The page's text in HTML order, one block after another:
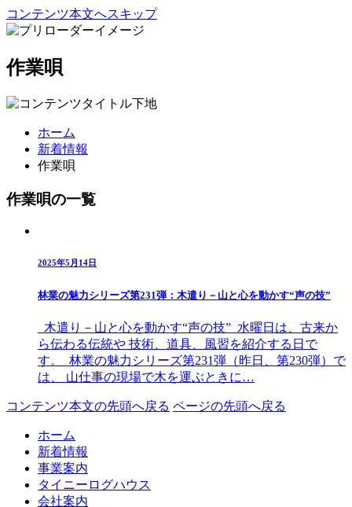
コンテンツ本文へスキップ
作業唄
ホーム
新着情報
作業唄
作業唄の一覧
2025年5月14日
林業の魅力シリーズ第231弾：木遣り－山と心を動かす“声の技”
木遣り－山と心を動かす“声の技” 水曜日は、古来か
ら伝わる伝統や 技術、道具、風習を紹介する日で
す。 林業の魅力シリーズ第231弾（昨日、第230弾）で
は、 山仕事の現場で木を運ぶときに…
コンテンツ本文の先頭へ戻る ページの先頭へ戻る
ホーム
新着情報
事業案内
タイニーログハウス
会社案内